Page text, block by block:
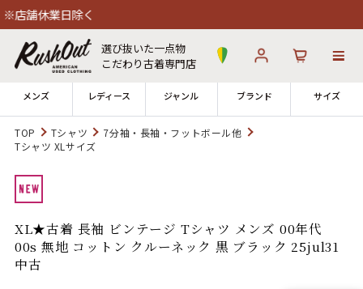
業日除く
選び抜いた一点物
こだわり古着専門店
メンズ レディース ジャンル ブランド サイズ
ログイン
全国7店舗・公式通販の比較
発送について
TOP Tシャツ
7分袖・長袖・フットボール他
Tシャツ XLサイズ
XL★古着 長袖 ビンテージ Tシャツ メンズ 00年代
00s 無地 コットン クルーネック 黒 ブラック 25jul31
中古